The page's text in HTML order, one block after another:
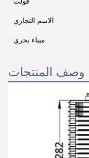
الاسم التجاري
ميناء بحري
وصف المنتجات